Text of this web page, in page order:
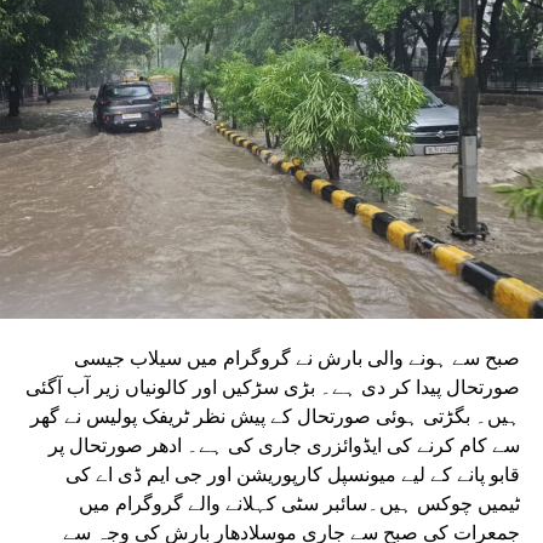
ٹینڈر جاری کیا تھا۔ ٹینڈر کی آخری تاریخ میں دو بار توسیع کی
گئی۔ اب اس عمل کے لیے ایجنسی کا انتخاب کر لیا گیا ہے۔این
ایم آر سی کے عہدیداروں نے بتایا کہ دونوں راستوں پر کام
شروع کرنے کے لئے ایل این ٹی نامی ایجنسی کا انتخاب کیا گیا
ہے۔ یہ ایجنسی دونوں راستوں پر تعمیراتی کام کرے گی۔
دونوں راستوں پر سول کام کے لیے منتخب کردہ ایجنسی لارسن
اینڈ ٹوبرو (L&T) ہے۔ سول ورک کی تخمینہ لاگت 1,200 کروڑ
ہے۔اس لائن پر آٹھ اسٹیشن بنائے جائیں گے۔ ان میں
سیکٹر-38A بوٹینیکل گارڈن، سیکٹر-44، نوئیڈا آفس، سیکٹر-96،
سیکٹر-97، سیکٹر-105، سیکٹر-108، سیکٹر-93، اور پنچشیل
بوائز انٹر کالج شامل ہوں گے۔
صبح سے ہونے والی بارش نے گروگرام میں سیلاب جیسی
صورتحال پیدا کر دی ہے۔ بڑی سڑکیں اور کالونیاں زیر آب آگئی
ہیں۔ بگڑتی ہوئی صورتحال کے پیش نظر ٹریفک پولیس نے گھر
سے کام کرنے کی ایڈوائزری جاری کی ہے۔ ادھر صورتحال پر
قابو پانے کے لیے میونسپل کارپوریشن اور جی ایم ڈی اے کی
ٹیمیں چوکس ہیں۔سائبر سٹی کہلانے والے گروگرام میں
جمعرات کی صبح سے جاری موسلادھار بارش کی وجہ سے